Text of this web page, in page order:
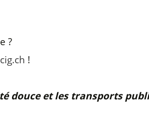
?
!
douce et les transports